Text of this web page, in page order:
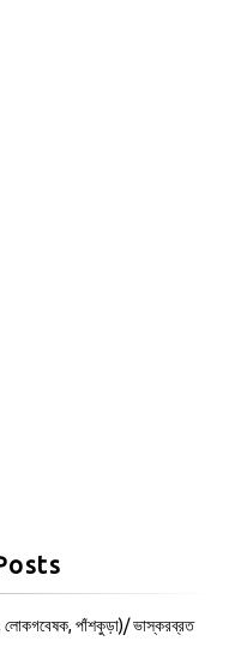
লোকগবেষক, পাঁশকুড়া)/ ভাস্করব্রত